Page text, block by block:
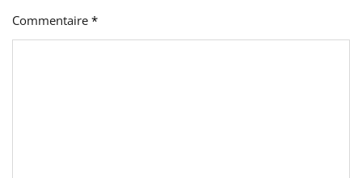
Commentaire *